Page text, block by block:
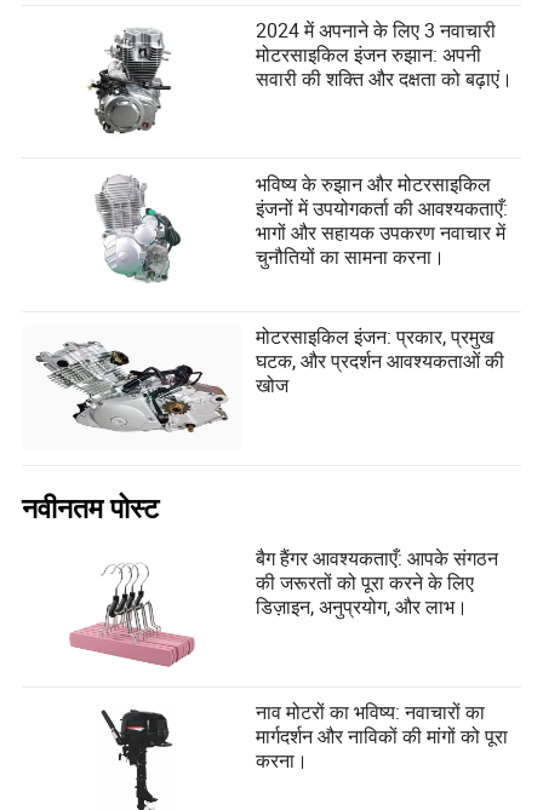
2024 में अपनाने के लिए 3 नवाचारी
मोटरसाइकिल इंजन रुझान: अपनी
सवारी की शक्ति और दक्षता को बढ़ाएं।
भविष्य के रुझान और मोटरसाइकिल
इंजनों में उपयोगकर्ता की आवश्यकताएँ:
भागों और सहायक उपकरण नवाचार में
चुनौतियों का सामना करना।
मोटरसाइकिल इंजन: प्रकार, प्रमुख
घटक, और प्रदर्शन आवश्यकताओं की
खोज
नवीनतम पोस्ट
बैग हैंगर आवश्यकताएँ: आपके संगठन
की जरूरतों को पूरा करने के लिए
डिज़ाइन, अनुप्रयोग, और लाभ।
नाव मोटरों का भविष्य: नवाचारों का
मार्गदर्शन और नाविकों की मांगों को पूरा
करना।